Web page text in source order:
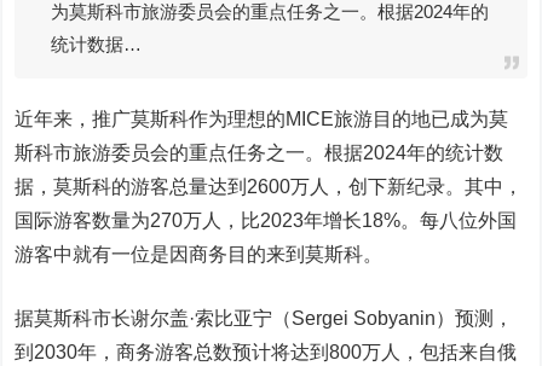
为莫斯科市旅游委员会的重点任务之一。根据2024年的
统计数据…
近年来，推广莫斯科作为理想的MICE旅游目的地已成为莫
斯科市旅游委员会的重点任务之一。根据2024年的统计数
据，莫斯科的游客总量达到2600万人，创下新纪录。其中，
国际游客数量为270万人，比2023年增长18%。每八位外国
游客中就有一位是因商务目的来到莫斯科。
据莫斯科市长谢尔盖·索比亚宁（Sergei Sobyanin）预测，
到2030年，商务游客总数预计将达到800万人，包括来自俄